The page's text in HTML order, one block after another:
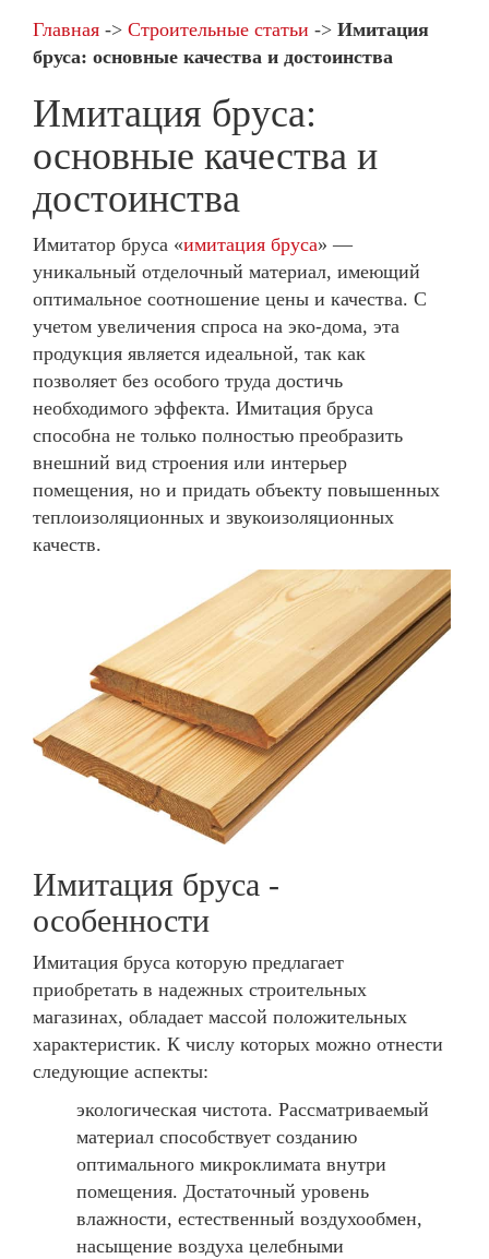
Главная -> Строительные статьи -> Имитация
бруса: основные качества и достоинства
Имитация бруса:
основные качества и
достоинства
Имитатор бруса «имитация бруса» —
уникальный отделочный материал, имеющий
оптимальное соотношение цены и качества. С
учетом увеличения спроса на эко-дома, эта
продукция является идеальной, так как
позволяет без особого труда достичь
необходимого эффекта. Имитация бруса
способна не только полностью преобразить
внешний вид строения или интерьер
помещения, но и придать объекту повышенных
теплоизоляционных и звукоизоляционных
качеств.
Имитация бруса -
особенности
Имитация бруса которую предлагает
приобретать в надежных строительных
магазинах, обладает массой положительных
характеристик. К числу которых можно отнести
следующие аспекты:
экологическая чистота. Рассматриваемый
материал способствует созданию
оптимального микроклимата внутри
помещения. Достаточный уровень
влажности, естественный воздухообмен,
насыщение воздуха целебными